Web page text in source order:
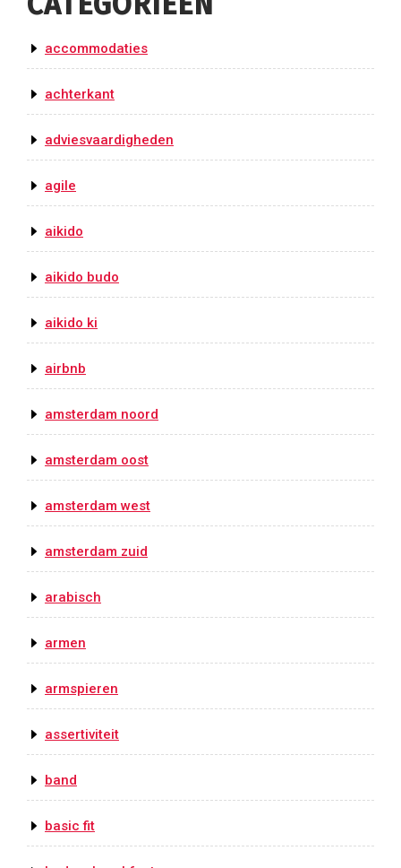
accommodaties
achterkant
adviesvaardigheden
agile
aikido
aikido budo
aikido ki
airbnb
amsterdam noord
amsterdam oost
amsterdam west
amsterdam zuid
arabisch
armen
armspieren
assertiviteit
band
basic fit